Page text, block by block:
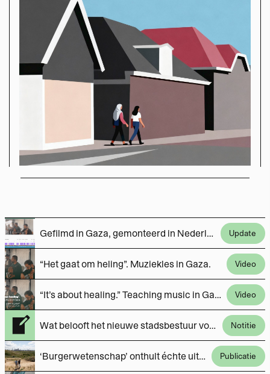
Gefilmd in Gaza, gemonteerd in Nederland. Het type samenwerking dat we (met jouw steun) vaker willen doen. Update
“Het gaat om heling”. Muziekles in Gaza. Video
“It’s about healing.” Teaching music in Gaza. Video
Wat belooft het nieuwe stadsbestuur voor Overvecht? Notitie
‘Burgerwetenschap’ onthult échte uitstoot Tata Steel Publicatie